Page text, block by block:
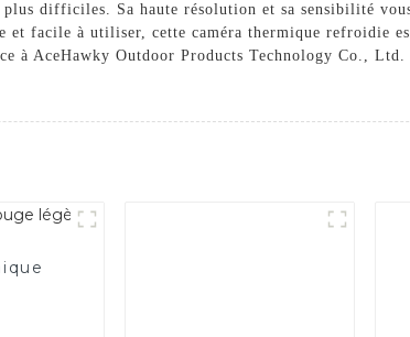
difficiles. Sa haute résolution et sa sensibilité
et facile à utiliser, cette caméra thermique refroidie
à AceHawky Outdoor Products Technology Co.,